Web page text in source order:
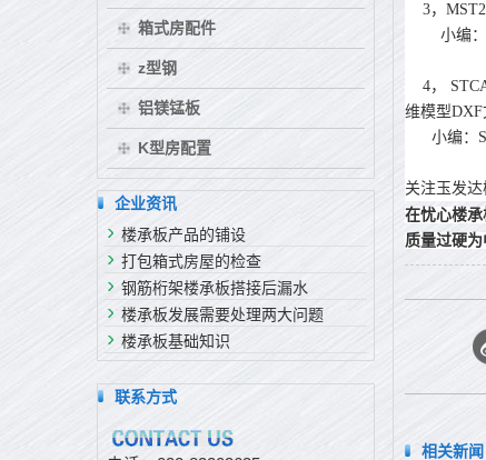
3，
小编：
4，
维模型
小编：
关注玉发
在忧心楼
质量过硬
相关新闻
箱式房配件
z型钢
铝镁锰板
K型房配置
企业资讯
楼承板产品的铺设
打包箱式房屋的检查
钢筋桁架楼承板搭接后漏水
楼承板发展需要处理两大问题
楼承板基础知识
联系方式